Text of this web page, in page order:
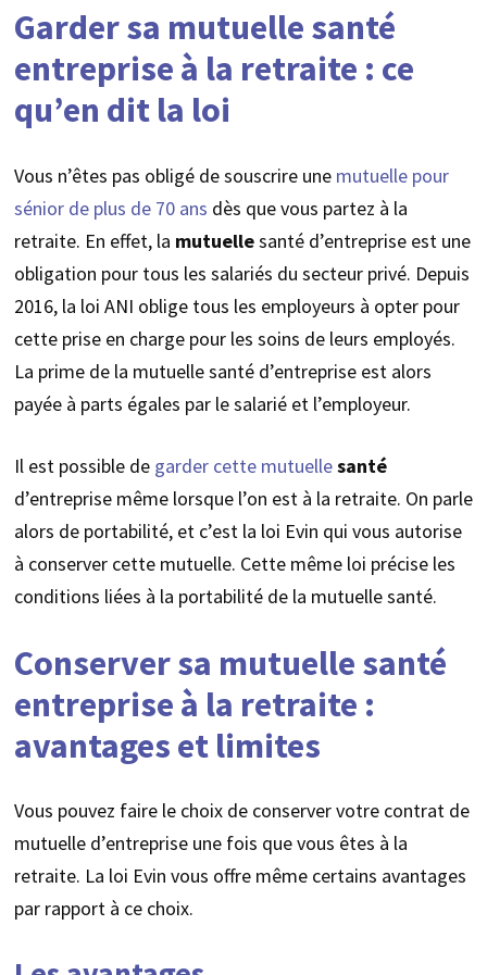
Garder sa mutuelle santé
entreprise à la retraite : ce
qu’en dit la loi
Vous n’êtes pas obligé de souscrire une mutuelle pour
sénior de plus de 70 ans dès que vous partez à la
retraite. En effet, la mutuellesanté d’entreprise est une
obligation pour tous les salariés du secteur privé. Depuis
2016, la loi ANI oblige tous les employeurs à opter pour
cette prise en charge pour les soins de leurs employés.
La prime de la mutuelle santé d’entreprise est alors
payée à parts égales par le salarié et l’employeur.
Il est possible de garder cette mutuellesanté
d’entreprise même lorsque l’on est à la retraite. On parle
alors de portabilité, et c’est la loi Evin qui vous autorise
à conserver cette mutuelle. Cette même loi précise les
conditions liées à la portabilité de la mutuelle santé.
Conserver sa mutuelle santé
entreprise à la retraite :
avantages et limites
Vous pouvez faire le choix de conserver votre contrat de
mutuelle d’entreprise une fois que vous êtes à la
retraite. La loi Evin vous offre même certains avantages
par rapport à ce choix.